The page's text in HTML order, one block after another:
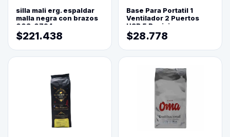
silla mali erg. espaldar
malla negra con brazos
003-0794
$221.438
Base Para Portatil 1
Ventilador 2 Puertos
USB 5 Posiciones
$28.778